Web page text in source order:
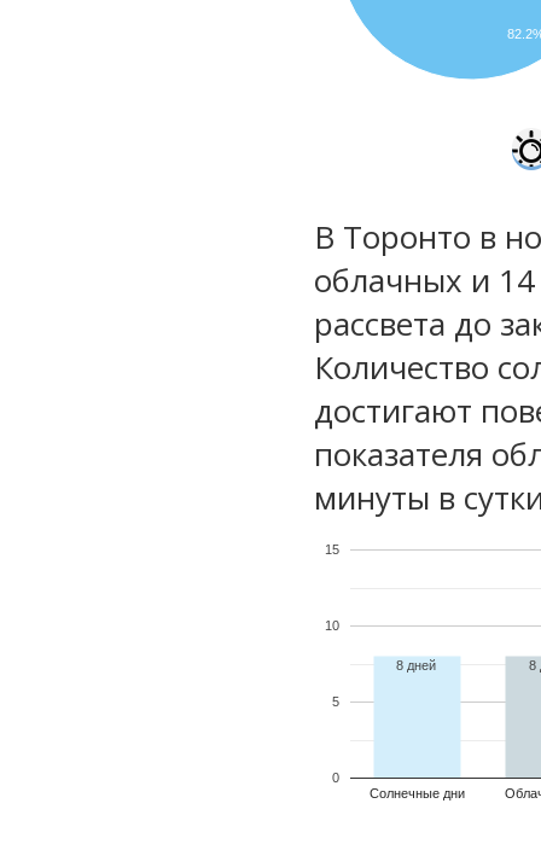
В Торонто в
облачных и
рассвета до
Количество
достигают
показателя
минуты в
Солнечные дни
0
5
10
15
8 дней 8